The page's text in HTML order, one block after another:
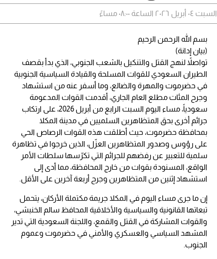
السبت ٠٤ أبريل ٢٠٢٦ الساعة ٠٨:٠٠ مساءً
بسم الله الرحمن الرحيم
(بيان إدانة)
تواصلاً لنهج القتل والتنكيل بالشعب الجنوبي، الذي بدأ بقصف
الطيران السعودي للقوات المسلحة والقيادة السياسية الجنوبية
في حضرموت والمهرة والضالع، وما أسفر عنه من استشهاد
وجرح المئات مطلع العام الجاري، أقدمت القوات المدعومة
سعودياً، مساء اليوم السبت الرابع من أبريل 2026، على ارتكاب
جرائم أخرى بحق المتظاهرين السلميين في مدينة المكلا
بمحافظة حضرموت، حيث أطلقت هذه القوات الرصاص الحي
على رؤوس وصدور المتظاهرين العزّل، الذين خرجوا في تظاهرة
سلمية للتعبير عن رفضهم للجرائم التي تكرّسها سلطات الأمر
الواقع، المسنودة بقوات من خارج المحافظة، مما أدى إلى
استشهاد إثنين من المتظاهرين وجرح أربعة آخرين على الأقل.
إن ما جرى مساء اليوم في المكلا جريمة مكتملة الأركان، يتحمل
تبعاتها القانونية والسياسية والأخلاقية المحافظ سالم الخنبشي،
والقوات المشاركة في القتل والقمع، واللجنة السعودية التي تدير
المشهد السياسي والعسكري والأمني في حضرموت وعموم
الجنوب.